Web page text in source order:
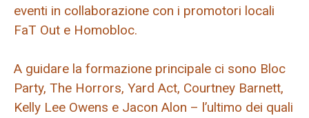
eventi in collaborazione con i promotori locali
FaT Out e Homobloc.
A guidare la formazione principale ci sono Bloc
Party, The Horrors, Yard Act, Courtney Barnett,
Kelly Lee Owens e Jacon Alon – l’ultimo dei quali